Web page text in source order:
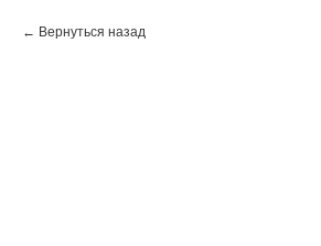
Вернуться назад